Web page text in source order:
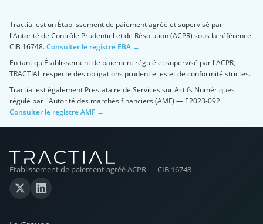
Tractial est un Établissement de paiement agréé et supervisé par
l'Autorité de Contrôle Prudentiel et de Résolution (ACPR) sous la référence
CIB 16748.Consulter le registre EBA →
En tant qu'Établissement de paiement régulé et supervisé par l'ACPR,
TRACTIAL respecte des obligations prudentielles et de conformité strictes.
Tractial est également Prestataire de Services sur Actifs Numériques
régulé par l'Autorité des marchés financiers (AMF) — E2023-092.
Consulter le registre AMF →
Établissement de paiement agréé ACPR — CIB 16748